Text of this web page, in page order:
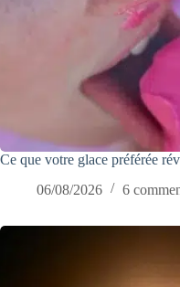
Ce que votre glace préférée
06/08/2026
6